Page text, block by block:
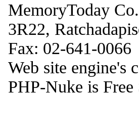
MemoryToday
3R22,
Fax: 02-641-0066
Web site engine's
PHP-Nuke is